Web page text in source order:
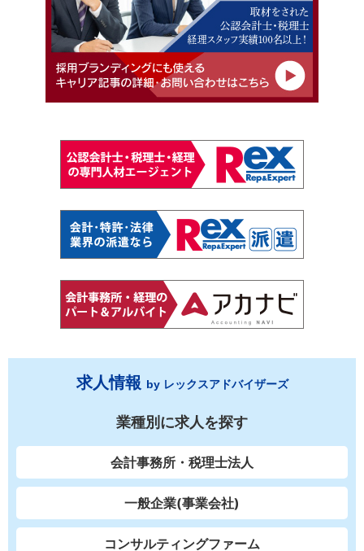
求人情報 by レックスアドバイザーズ
業種別に求人を探す
会計事務所・税理士法人
一般企業(事業会社)
コンサルティングファーム